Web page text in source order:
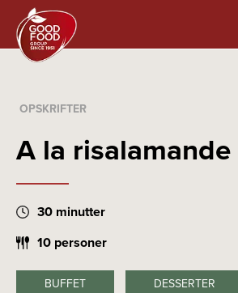
OPSKRIFTER
A la risalamande
30 minutter
10 personer
BUFFET DESSERTER